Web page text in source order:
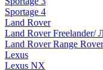
Sportage 4
Land Rover
Land Rover Freelander/
Land Rover Range
Lexus
Lexus NX